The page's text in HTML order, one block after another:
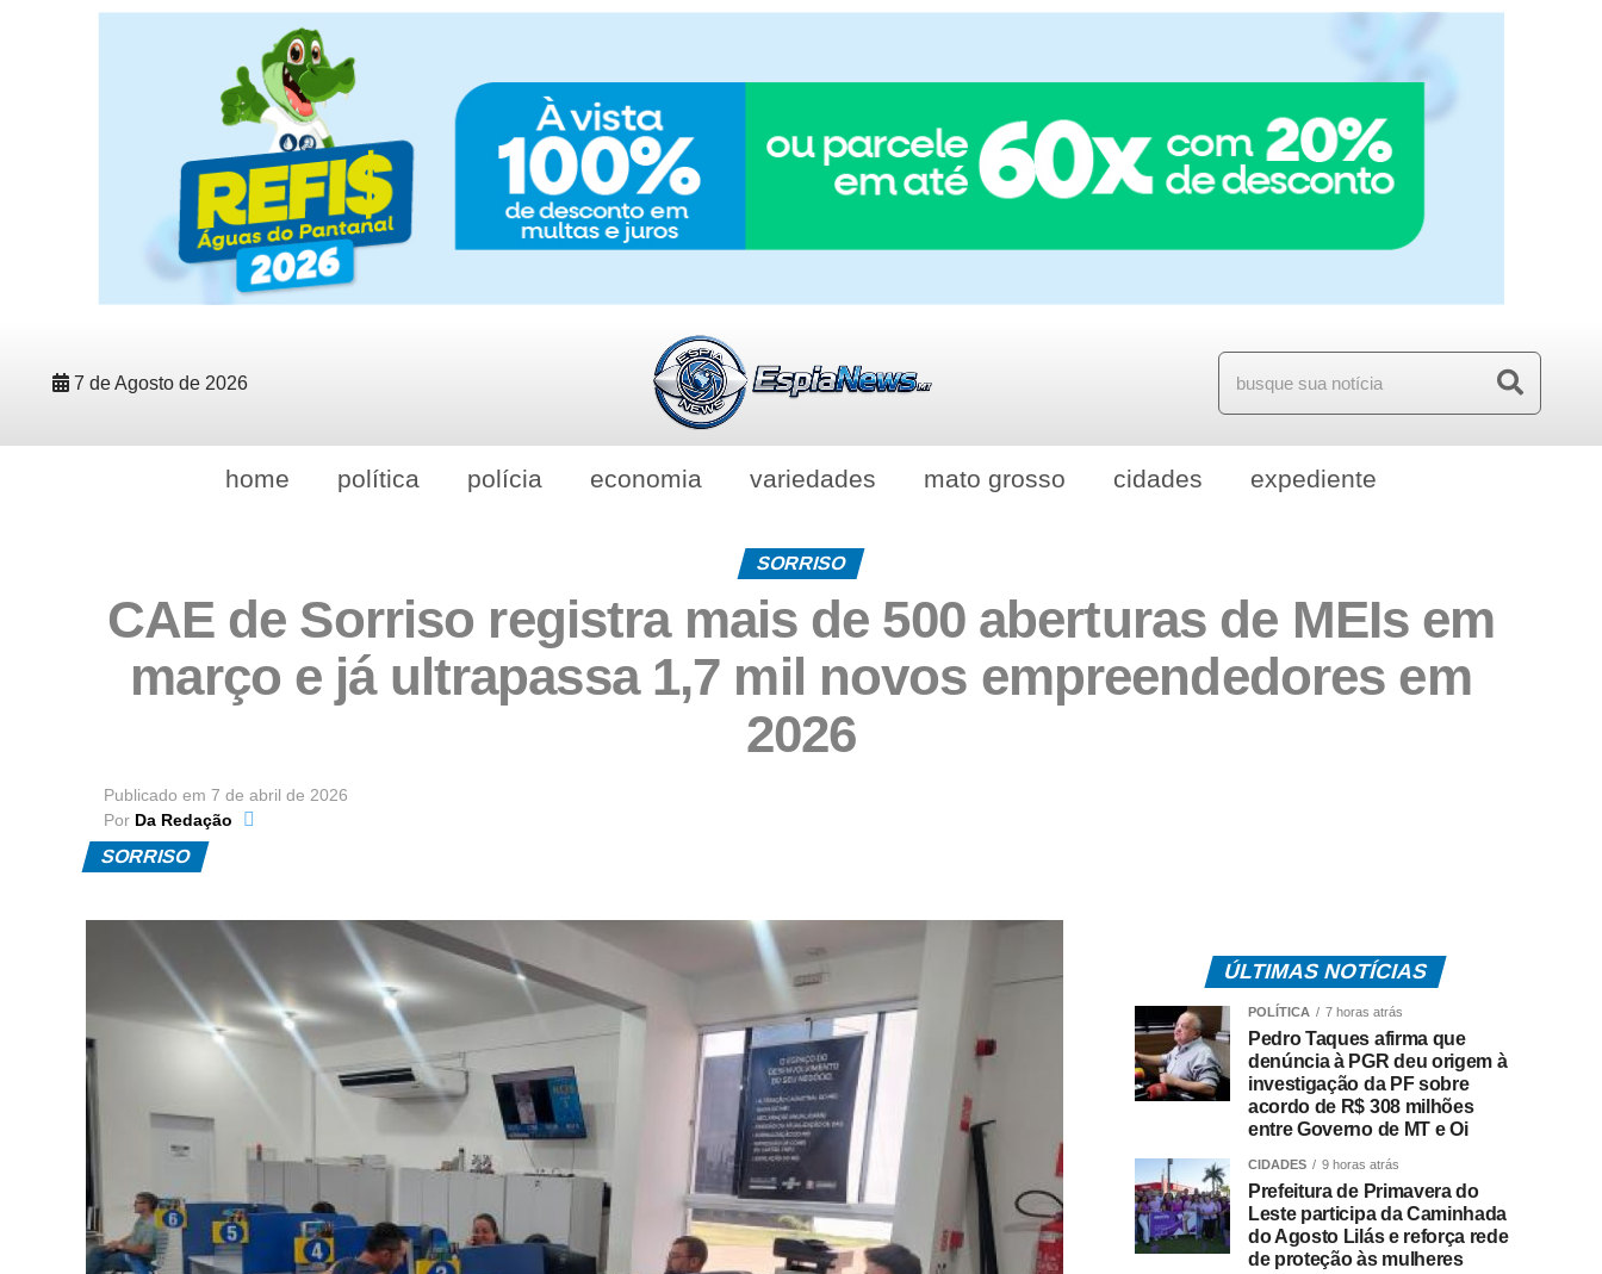
7 de Agosto de 2026
home política polícia economia variedades mato grosso cidades expediente
SORRISO
CAE de Sorriso registra mais de 500 aberturas de MEIs em
março e já ultrapassa 1,7 mil novos empreendedores em
2026
Publicado em 7 de abril de 2026
Por Da Redação
SORRISO
ÚLTIMAS NOTÍCIAS
POLÍTICA 7 horas atrás
Pedro Taques afirma que
denúncia à PGR deu origem à
investigação da PF sobre
acordo de R$ 308 milhões
entre Governo de MT e Oi
CIDADES 9 horas atrás
Prefeitura de Primavera do
Leste participa da Caminhada
do Agosto Lilás e reforça rede
de proteção às mulheres